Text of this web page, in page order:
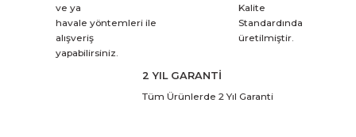
ve ya
havale yöntemleri ile
alışveriş
yapabilirsiniz.
Kalite
Standardında
üretilmiştir.
2 YIL GARANTİ
Tüm Ürünlerde 2 Yıl Garanti